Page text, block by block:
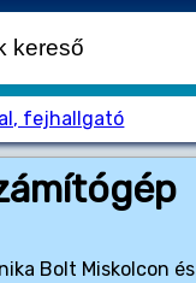
fejhallgató
Bolt Miskolcon és